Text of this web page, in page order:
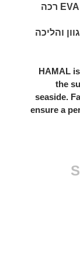
סנדל טיולים ספורטיבי פתוח, עם סוליית EVA רכה
והליכה
HAMAL
the
seaside.
ensure a